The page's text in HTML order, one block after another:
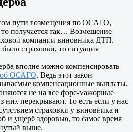
пути возмещения по ОСАГО,
то получается так… Возмещение
компании виновника ДТП.
страховки, то ситуация
вполне можно компенсировать
ОСАГО. Ведь этот закон
компенсационные выплаты.
не на все форс-мажорные
них перекрывают. То есть если у нас
страховки у виновника и
и ущерб здоровью, то самое время
выше.